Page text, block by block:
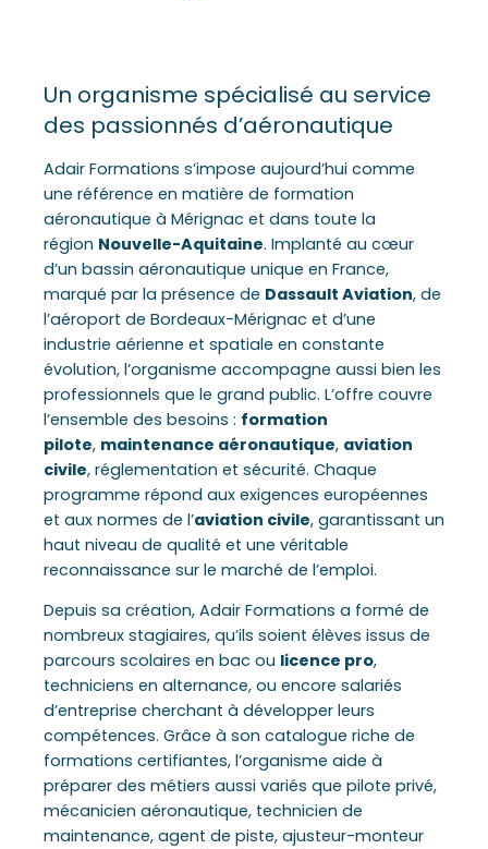
Un organisme spécialisé au service
des passionnés d’aéronautique
Adair Formations s’impose aujourd’hui comme
une référence en matière de formation
aéronautique à Mérignac et dans toute la
région Nouvelle-Aquitaine. Implanté au cœur
d’un bassin aéronautique unique en France,
marqué par la présence de Dassault Aviation, de
l’aéroport de Bordeaux-Mérignac et d’une
industrie aérienne et spatiale en constante
évolution, l’organisme accompagne aussi bien les
professionnels que le grand public. L’offre couvre
l’ensemble des besoins : formation
pilote, maintenance aéronautique, aviation
civile, réglementation et sécurité. Chaque
programme répond aux exigences européennes
et aux normes de l’aviation civile, garantissant un
haut niveau de qualité et une véritable
reconnaissance sur le marché de l’emploi.
Depuis sa création, Adair Formations a formé de
nombreux stagiaires, qu’ils soient élèves issus de
parcours scolaires en bac ou licence pro,
techniciens en alternance, ou encore salariés
d’entreprise cherchant à développer leurs
compétences. Grâce à son catalogue riche de
formations certifiantes, l’organisme aide à
préparer des métiers aussi variés que pilote privé,
mécanicien aéronautique, technicien de
maintenance, agent de piste, ajusteur-monteur